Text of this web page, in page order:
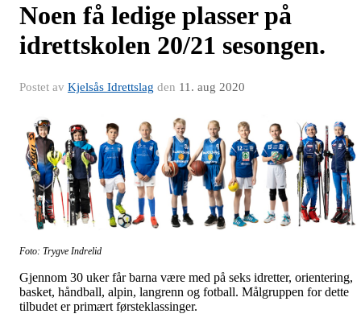
Noen få ledige plasser på
idrettskolen 20/21 sesongen.
Postet av Kjelsås Idrettslag den 11. aug 2020
Foto: Trygve Indrelid
Gjennom 30 uker får barna være med på seks idretter, orientering,
basket, håndball, alpin, langrenn og fotball. Målgruppen for dette
tilbudet er primært førsteklassinger.